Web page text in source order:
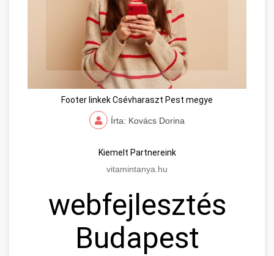
Footer linkek Csévharaszt Pest megye
Írta: Kovács Dorina
Kiemelt Partnereink
vitamintanya.hu
webfejlesztés
Budapest